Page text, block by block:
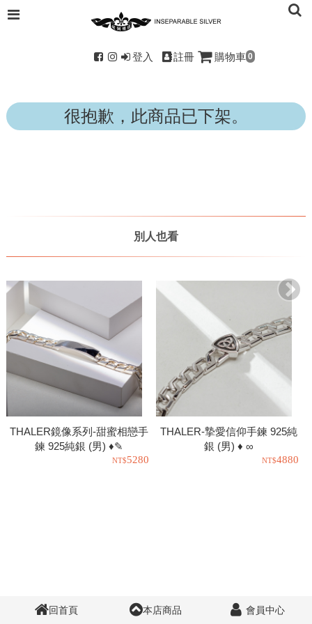
登入 註冊 購物車 0
很抱歉，此商品已下架。
別人也看
THALER鏡像系列-甜蜜相戀手
鍊 925純銀 (男) ♦✎
5280
THALER-摯愛信仰手鍊 925純
銀 (男) ♦ ∞
4880
回首頁 本店商品 會員中心